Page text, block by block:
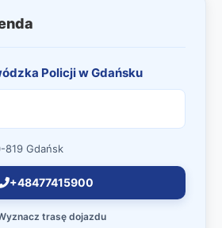
Policji w Gdańsku
819 Gdańsk
+48477415900
trasę dojazdu